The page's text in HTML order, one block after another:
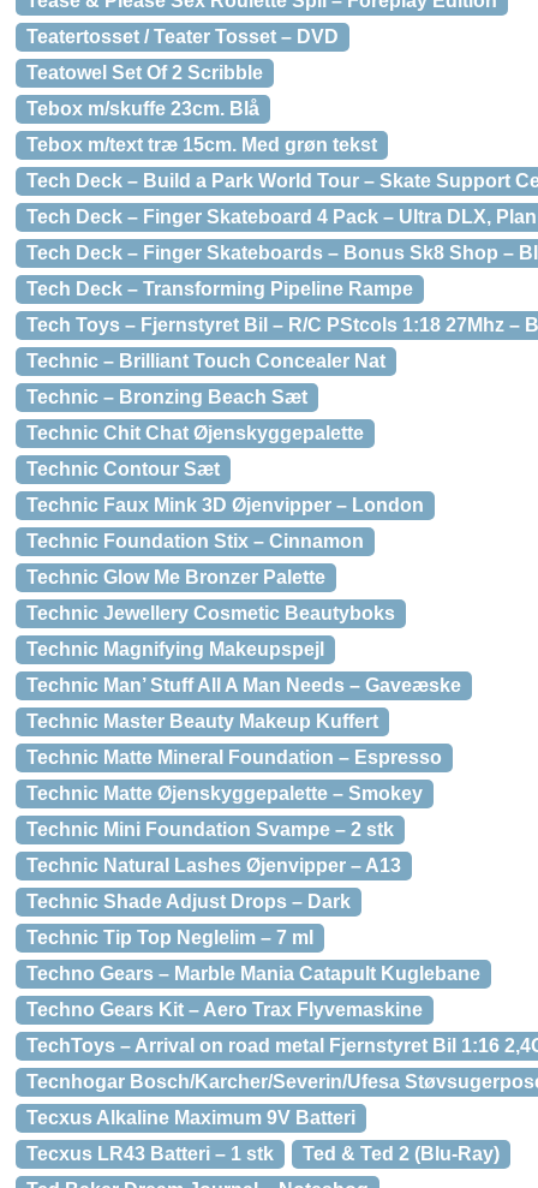
Teatertosset / Teater Tosset – DVD
Teatowel Set Of 2 Scribble
Tebox m/skuffe 23cm. Blå
Tebox m/text træ 15cm. Med grøn tekst
Tech Deck – Build a Park World Tour – Skate Support
Tech Deck – Finger Skateboard 4 Pack – Ultra DLX,
Tech Deck – Finger Skateboards – Bonus Sk8 Shop –
Tech Deck – Transforming Pipeline Rampe
Tech Toys – Fjernstyret Bil – R/C PStcols 1:18 27Mhz –
Technic – Brilliant Touch Concealer Nat
Technic – Bronzing Beach Sæt
Technic Chit Chat Øjenskyggepalette
Technic Contour Sæt
Technic Faux Mink 3D Øjenvipper – London
Technic Foundation Stix – Cinnamon
Technic Glow Me Bronzer Palette
Technic Jewellery Cosmetic Beautyboks
Technic Magnifying Makeupspejl
Technic Man’ Stuff All A Man Needs – Gaveæske
Technic Master Beauty Makeup Kuffert
Technic Matte Mineral Foundation – Espresso
Technic Matte Øjenskyggepalette – Smokey
Technic Mini Foundation Svampe – 2 stk
Technic Natural Lashes Øjenvipper – A13
Technic Shade Adjust Drops – Dark
Technic Tip Top Neglelim – 7 ml
Techno Gears – Marble Mania Catapult Kuglebane
Techno Gears Kit – Aero Trax Flyvemaskine
TechToys – Arrival on road metal Fjernstyret Bil 1:16
Tecnhogar Bosch/Karcher/Severin/Ufesa
Tecxus Alkaline Maximum 9V Batteri
Tecxus LR43 Batteri – 1 stk
Ted & Ted 2 (Blu-Ray)